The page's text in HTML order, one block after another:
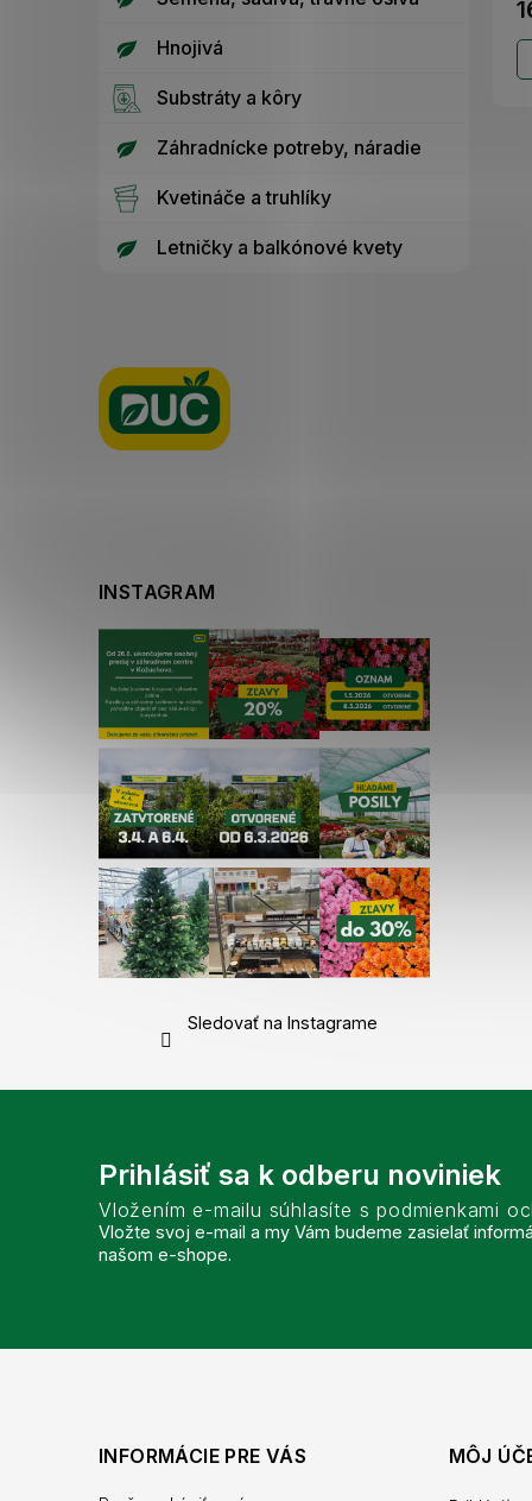
Hnojivá
Substráty a kôry
Záhradnícke potreby, náradie
Kvetináče a truhlíky
Letničky a balkónové kvety
INSTAGRAM
Sledovať na Instagrame
Prihlásiť sa k odberu noviniek
Vložením e-mailu súhlasíte s podmienkami
Vložte svoj e-mail a my Vám budeme zasielať
našom e-shope.
INFORMÁCIE PRE VÁS MÔJ